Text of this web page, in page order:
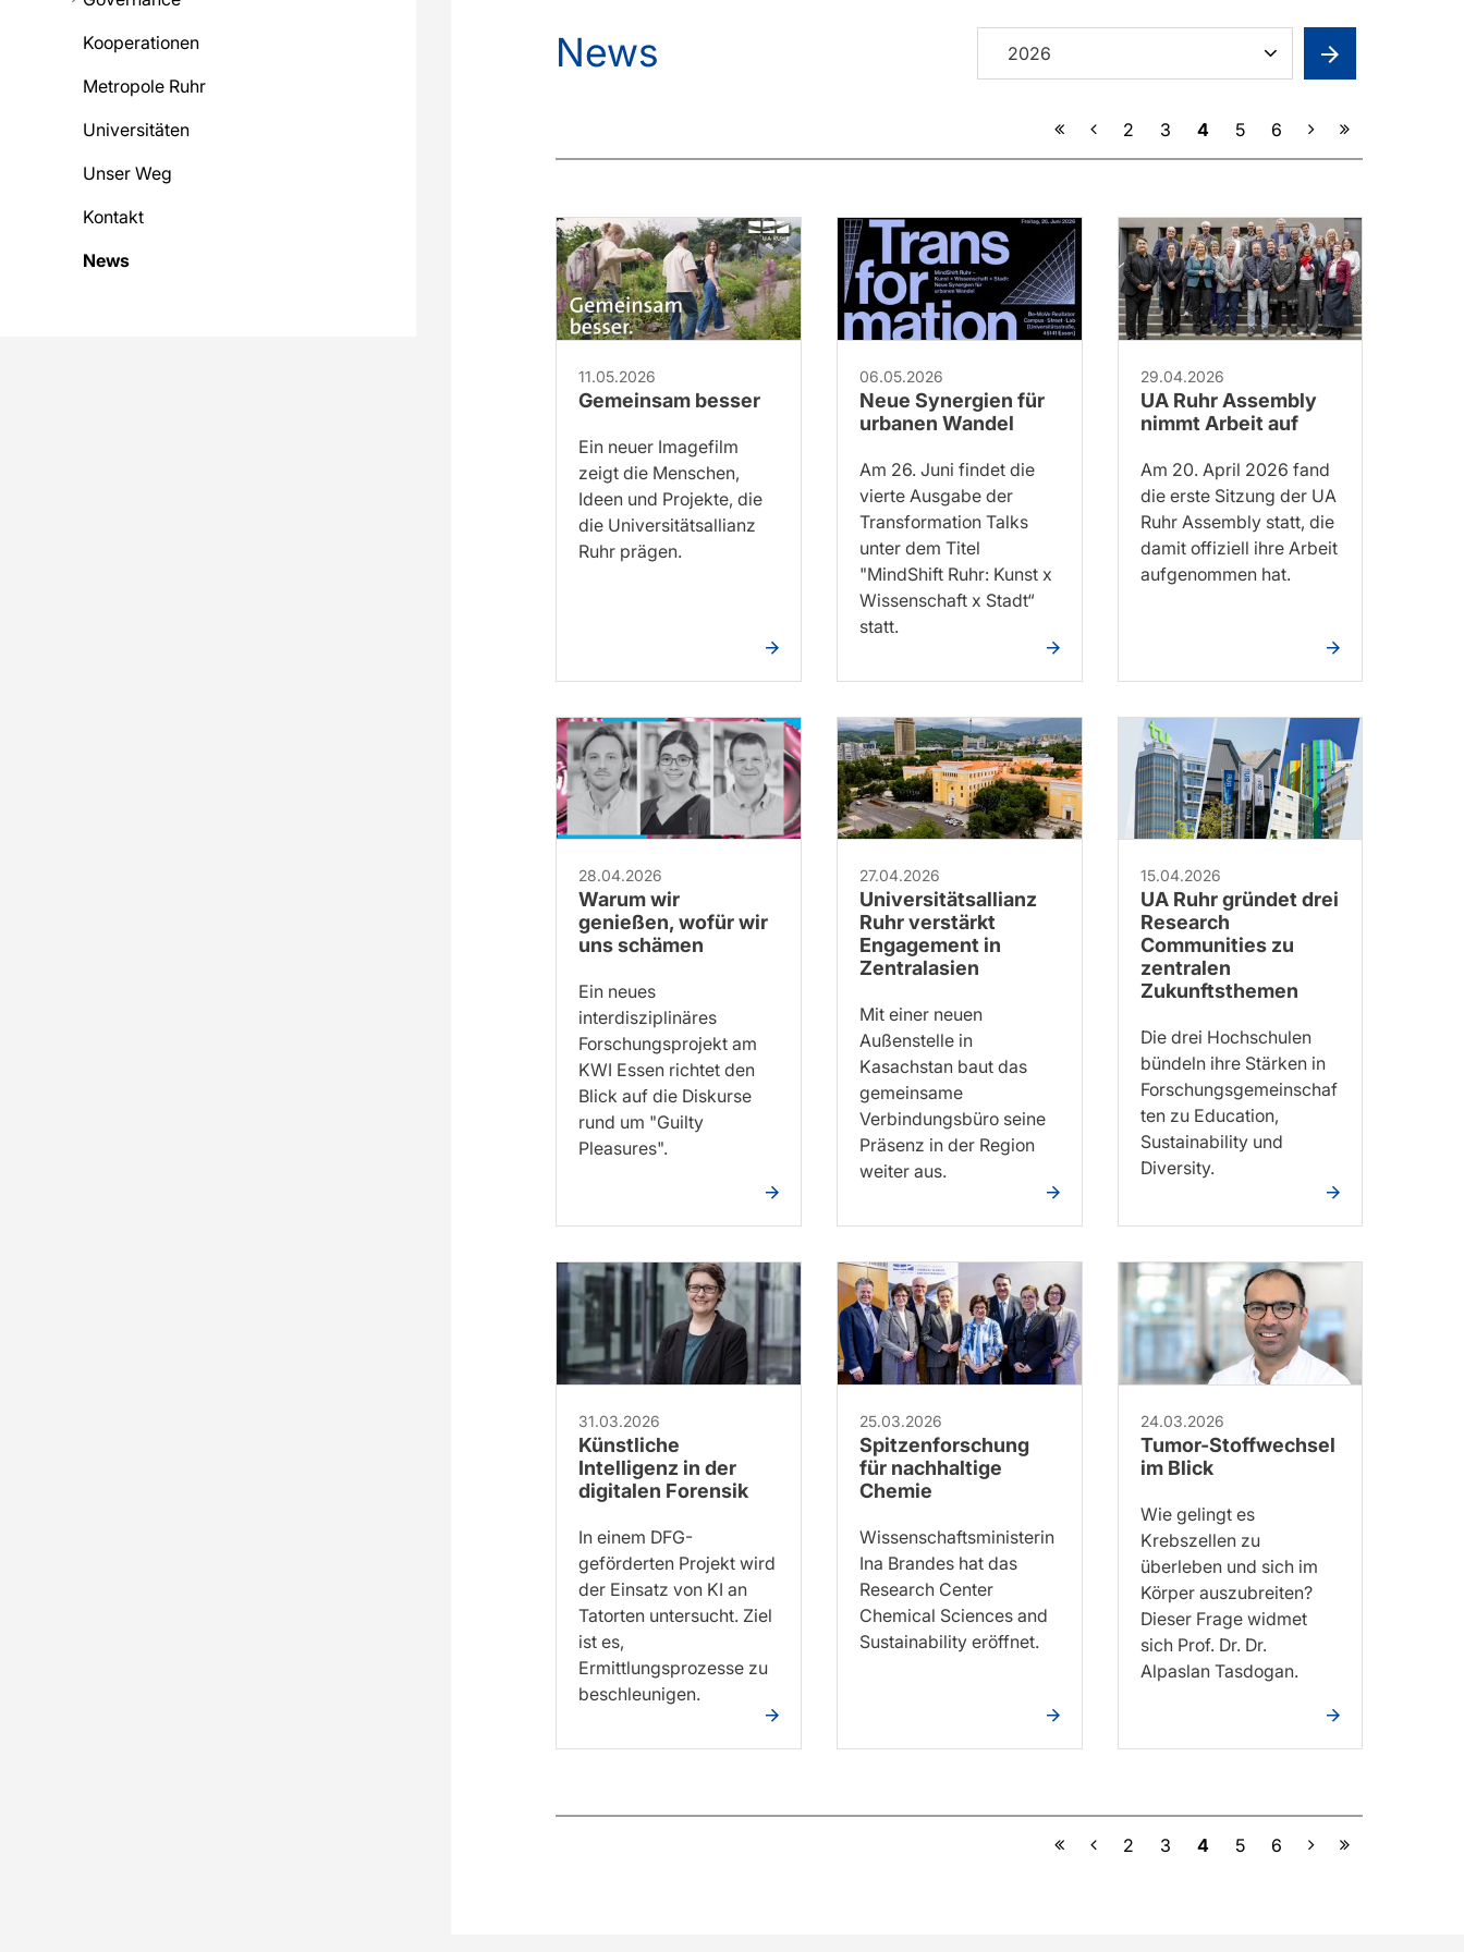
Kooperationen
Metropole Ruhr
Universitäten
Unser Weg
Kontakt
News
News 2026
Vorherige
2 3 4 5 6 Nächste
11.05.2026
Gemeinsam besser
Ein neuer Imagefilm
zeigt die Menschen,
Ideen und Projekte, die
die Universitätsallianz
Ruhr prägen.
06.05.2026
Neue Synergien für
urbanen Wandel
Am 26. Juni findet die
vierte Ausgabe der
Transformation Talks
unter dem Titel
"MindShift Ruhr: Kunst x
Wissenschaft x Stadt“
statt.
29.04.2026
UA Ruhr Assembly
nimmt Arbeit auf
Am 20. April 2026 fand
die erste Sitzung der UA
Ruhr Assembly statt, die
damit offiziell ihre Arbeit
aufgenommen hat.
28.04.2026
Warum wir
genießen, wofür wir
uns schämen
Ein neues
interdisziplinäres
Forschungsprojekt am
KWI Essen richtet den
Blick auf die Diskurse
rund um "Guilty
Pleasures".
27.04.2026
Universitätsallianz
Ruhr verstärkt
Engagement in
Zentralasien
Mit einer neuen
Außenstelle in
Kasachstan baut das
gemeinsame
Verbindungsbüro seine
Präsenz in der Region
weiter aus.
15.04.2026
UA Ruhr gründet drei
Research
Communities zu
zentralen
Zukunftsthemen
Die drei Hochschulen
bündeln ihre Stärken in
Forschungsgemeinschaf
ten zu Education,
Sustainability und
Diversity.
31.03.2026
Künstliche
Intelligenz in der
digitalen Forensik
In einem DFG-
geförderten Projekt wird
der Einsatz von KI an
Tatorten untersucht. Ziel
ist es,
Ermittlungsprozesse zu
beschleunigen.
25.03.2026
Spitzenforschung
für nachhaltige
Chemie
Wissenschaftsministerin
Ina Brandes hat das
Research Center
Chemical Sciences and
Sustainability eröffnet.
24.03.2026
Tumor-Stoffwechsel
im Blick
Wie gelingt es
Krebszellen zu
überleben und sich im
Körper auszubreiten?
Dieser Frage widmet
sich Prof. Dr. Dr.
Alpaslan Tasdogan.
Vorherige
2 3 4 5 6 Nächste